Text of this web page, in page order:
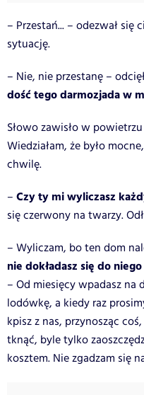
– Przestań... – odezwał
sytuację.
– Nie, nie przestanę –
dość tego darmozjada w
Słowo zawisło w
Wiedziałam, że było
chwilę.
– Czy ty mi wyliczasz
się czerwony na twarzy.
– Wyliczam, bo ten dom
nie dokładasz się do
– Od miesięcy wpadasz na
lodówkę, a kiedy raz
kpisz z nas, przynosząc
tknąć, byle tylko
kosztem. Nie zgadzam się